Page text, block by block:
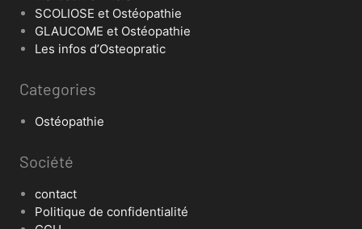
SCOLIOSE et Ostéopathie
GLAUCOME et Ostéopathie
Les infos d’Osteopratic
Categories
Ostéopathie
Société
contact
Politique de confidentialité